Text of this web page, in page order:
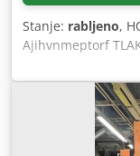
Stanje: rabljeno,
Ajihvnmeptorf